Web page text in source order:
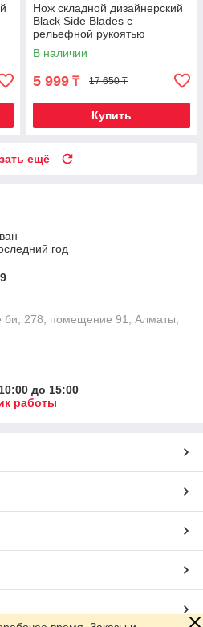
Нож складной дизайнерский
Black Side Blades с
рельефной рукоятью
(Сохатый)
В наличии
5 999 ₸ 17 650 ₸
Купить
ещё
год
278, помещение 91, Алматы,
до 15:00
работы